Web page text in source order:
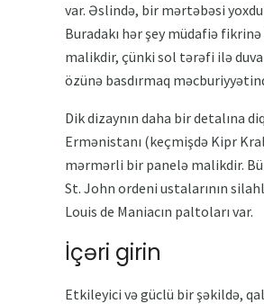
var. Əslində, bir mərtəbəsi
Buradakı hər şey müdafiə
malikdir, çünki sol tərəfi ilə
özünə basdırmaq
Dik dizaynın daha bir detalına
Ermənistanı (keçmişdə Kipr
mərmərli bir panelə malikdir.
St. John ordeni ustalarının
Louis de Maniacın paltoları var.
İçəri girin
Etkileyici və güclü bir şəkildə,